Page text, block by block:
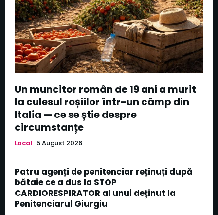
Un muncitor român de 19 ani a murit
la culesul roșiilor într-un câmp din
Italia — ce se știe despre
circumstanțe
Local 5 August 2026
Patru agenți de penitenciar reținuți după
bătaie ce a dus la STOP
CARDIORESPIRATOR al unui deținut la
Penitenciarul Giurgiu